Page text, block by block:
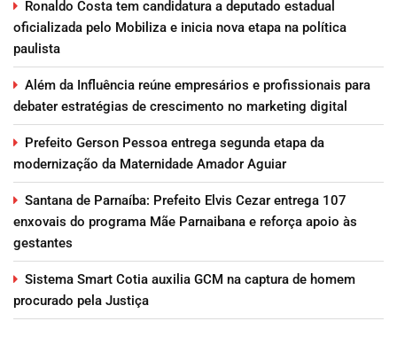
Ronaldo Costa tem candidatura a deputado estadual
oficializada pelo Mobiliza e inicia nova etapa na política
paulista
Além da Influência reúne empresários e profissionais para
debater estratégias de crescimento no marketing digital
Prefeito Gerson Pessoa entrega segunda etapa da
modernização da Maternidade Amador Aguiar
Santana de Parnaíba: Prefeito Elvis Cezar entrega 107
enxovais do programa Mãe Parnaibana e reforça apoio às
gestantes
Sistema Smart Cotia auxilia GCM na captura de homem
procurado pela Justiça